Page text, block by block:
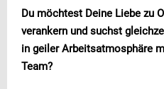
Du möchtest Deine Liebe zu
verankern und suchst
in geiler Arbeitsatmosphäre
Team?